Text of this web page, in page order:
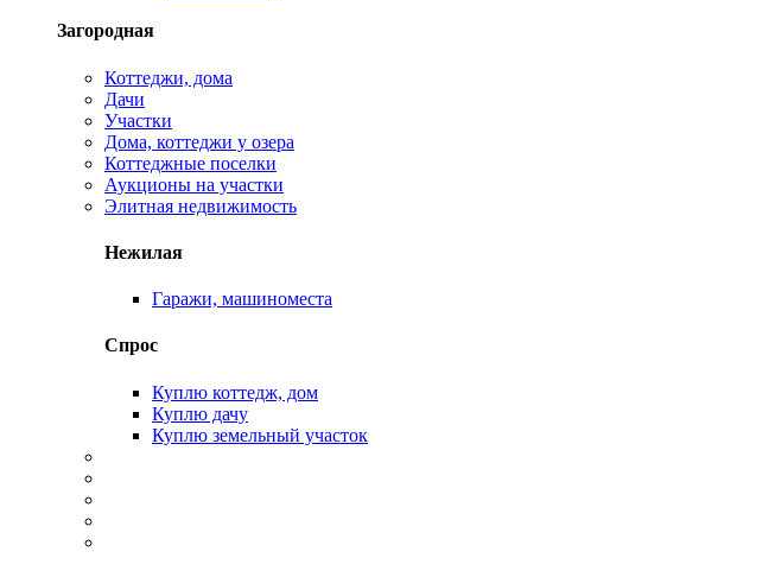
Загородная
Коттеджи, дома
Дачи
Участки
Дома, коттеджи у озера
Коттеджные поселки
Аукционы на участки
Элитная недвижимость
Нежилая
Гаражи, машиноместа
Спрос
Куплю коттедж, дом
Куплю дачу
Куплю земельный участок